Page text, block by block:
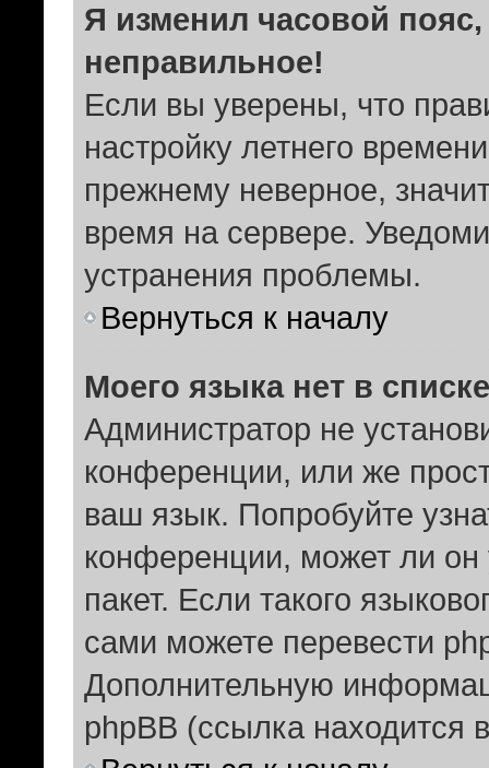
Я изменил часовой
неправильное!
Если вы уверены, что
настройку летнего
прежнему неверное,
время на сервере.
устранения проблемы.
Вернуться к началу
Моего языка нет в
Администратор не
конференции, или же
ваш язык. Попробуйте
конференции, может ли
пакет. Если такого
сами можете перевести
Дополнительную
phpBB (ссылка находится